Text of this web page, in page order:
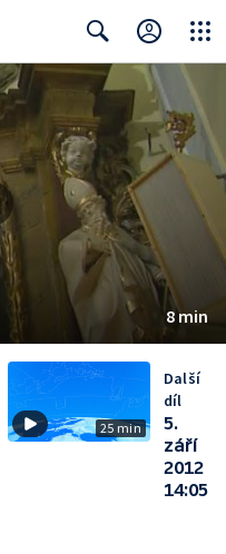
Search Close
8 min
25 min
Další
díl
5.
září
2012
14:05